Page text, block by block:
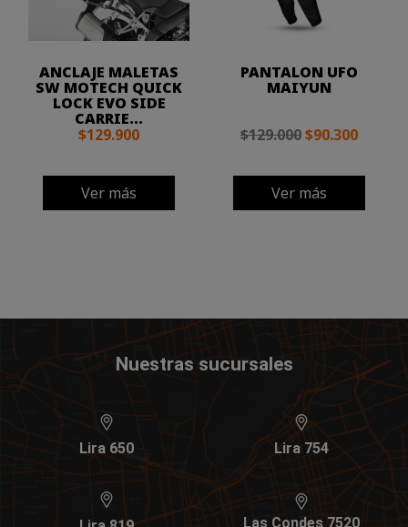
ANCLAJE MALETAS
SW MOTECH QUICK
LOCK EVO SIDE
CARRIE...
$129.900
Ver más
PANTALON UFO
MAIYUN
$129.000$90.300
Ver más
Nuestras sucursales
Lira 650 Lira 754
Las Condes 7520